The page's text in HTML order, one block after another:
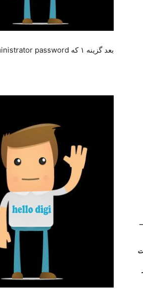
بعد گزینه ۱ که Recover administrator password می باشد را انتخاب می کنیم.